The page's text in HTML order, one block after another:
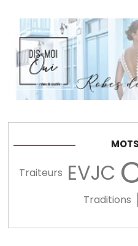
Traiteurs EVJC
Traditions